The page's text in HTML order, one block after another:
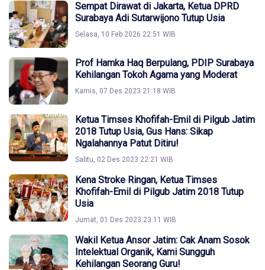
Sempat Dirawat di Jakarta, Ketua DPRD
Surabaya Adi Sutarwijono Tutup Usia
Selasa, 10 Feb 2026 22:51 WIB
Prof Hamka Haq Berpulang, PDIP Surabaya
Kehilangan Tokoh Agama yang Moderat
Kamis, 07 Des 2023 21:18 WIB
Ketua Timses Khofifah-Emil di Pilgub Jatim
2018 Tutup Usia, Gus Hans: Sikap
Ngalahannya Patut Ditiru!
Sabtu, 02 Des 2023 22:21 WIB
Kena Stroke Ringan, Ketua Timses
Khofifah-Emil di Pilgub Jatim 2018 Tutup
Usia
Jumat, 01 Des 2023 23:11 WIB
Wakil Ketua Ansor Jatim: Cak Anam Sosok
Intelektual Organik, Kami Sungguh
Kehilangan Seorang Guru!